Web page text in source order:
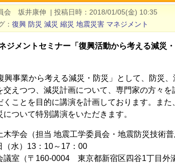
会 坂井康伸 | 投稿日時
2018/01/05(金) 10:35
復興 防災 減災 縮災 地震災害 マネジメント
ジメントセミナー「復興活動から考える減災
興事業から考える減災・防災」として、防災
えつつ、減災計画について、専門家の方々
くことを目的に講演を計画しております。ま
ついて特別講演をいただきます。
学会（担当 地震工学委員会・地震防災技術普
水）13：10～17：00
室（〒160-0004 東京都新宿区四谷1丁目外